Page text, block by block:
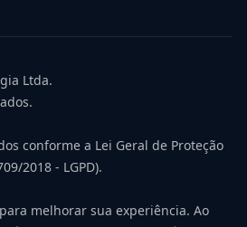
Ltda.
conforme a Lei Geral de Proteção
2018 - LGPD).
melhorar sua experiência. Ao